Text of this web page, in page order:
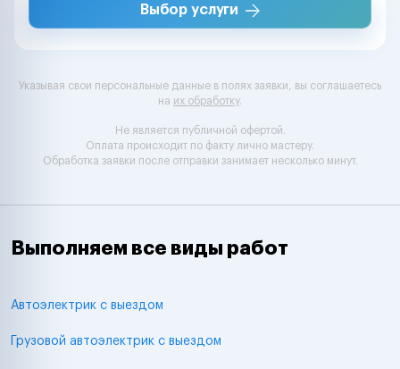
Выбор услуги
Указывая свои персональные данные в полях заявки, вы соглашаетесь
на их обработку.
Не является публичной офертой.
Оплата происходит по факту лично мастеру.
Обработка заявки после отправки занимает несколько минут.
Выполняем все виды работ
Автоэлектрик с выездом
Грузовой автоэлектрик с выездом